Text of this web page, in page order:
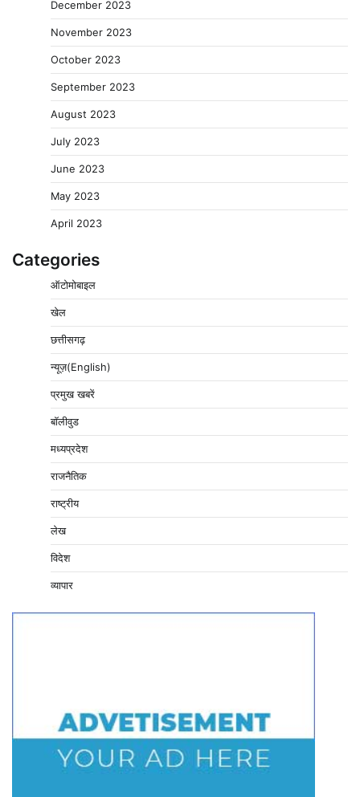
December 2023
November 2023
October 2023
September 2023
August 2023
July 2023
June 2023
May 2023
April 2023
Categories
ऑटोमोबाइल
खेल
छत्तीसगढ़
न्यूज़(English)
प्रमुख खबरें
बॉलीवुड
मध्यप्रदेश
राजनैतिक
राष्ट्रीय
लेख
विदेश
व्यापार